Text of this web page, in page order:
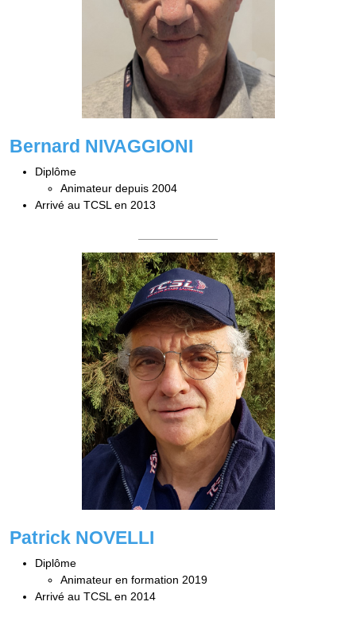
Bernard NIVAGGIONI
Diplôme
Animateur depuis 2004
Arrivé au TCSL en 2013
Patrick NOVELLI
Diplôme
Animateur en formation 2019
Arrivé au TCSL en 2014